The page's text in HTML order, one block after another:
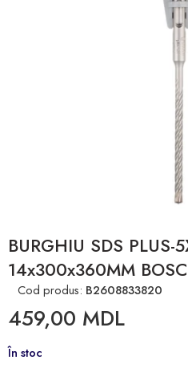
BURGHIU SDS PLUS-
14x300x360MM
Cod produs: B2608833820
459,00 MDL
În stoc